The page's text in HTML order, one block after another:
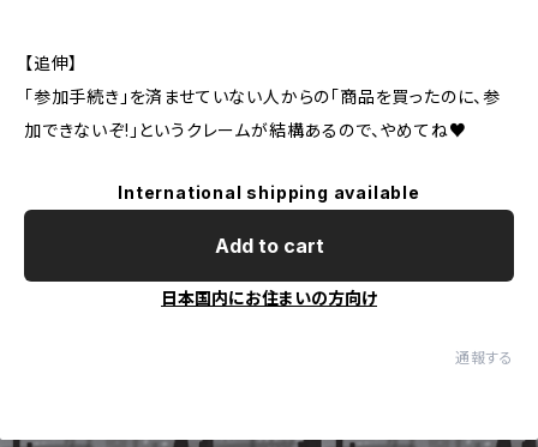
【追伸】
「参加手続き」を済ませていない人からの「商品を買ったのに、参
加できないぞ!」というクレームが結構あるので、やめてね♥️
International shipping available
Add to cart
日本国内にお住まいの方向け
通報する